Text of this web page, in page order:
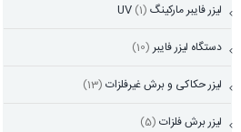
لیزر فایبر مارکینگ UV (1)
دستگاه لیزر فایبر (10)
لیزر حکاکی و برش غیرفلزات (13)
لیزر برش فلزات (5)